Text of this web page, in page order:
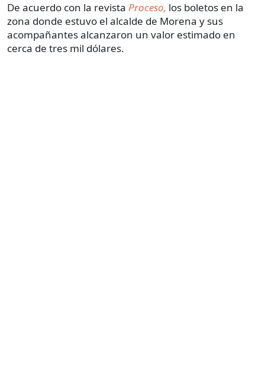
De acuerdo con la revista Proceso, los boletos en la
zona donde estuvo el alcalde de Morena y sus
acompañantes alcanzaron un valor estimado en
cerca de tres mil dólares.